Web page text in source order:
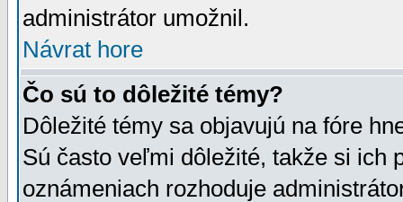
administrátor umožnil.
Návrat hore
Čo sú to dôležité témy?
Dôležité témy sa objavujú na fóre
Sú často veľmi dôležité, takže si ich
oznámeniach rozhoduje